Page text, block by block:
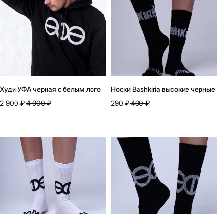
Худи УФА черная с белым лого
2 900 ₽4 900 ₽
Носки Bashkiria высокие черные
290 ₽490 ₽